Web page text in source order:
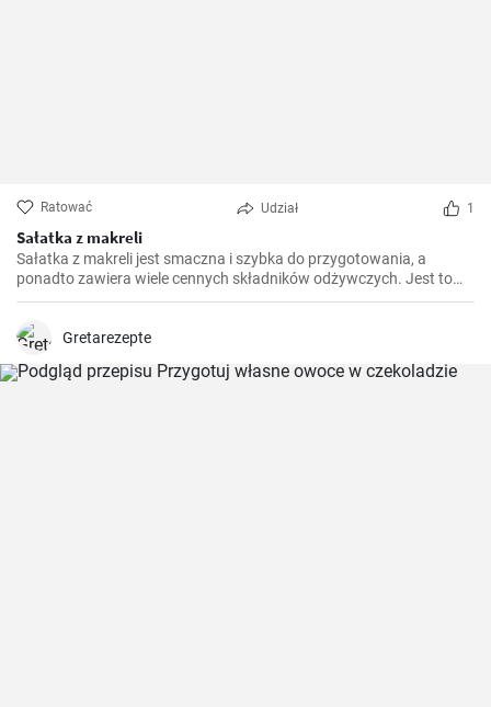
Ratować Udział 1
Sałatka z makreli
Sałatka z makreli jest smaczna i szybka do przygotowania, a
ponadto zawiera wiele cennych składników odżywczych. Jest to
idealne danie na szybki lunch, ale również sprawdzi się jako
Gretarezepte